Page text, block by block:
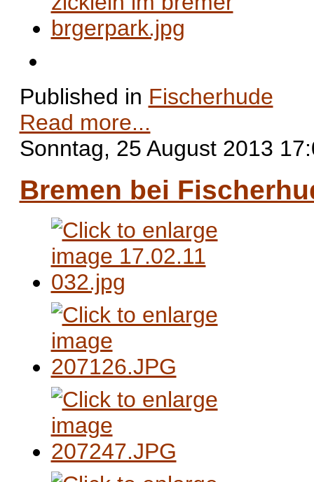
Published in Fischerhude
Read more...
Sonntag, 25 August 2013
Bremen bei